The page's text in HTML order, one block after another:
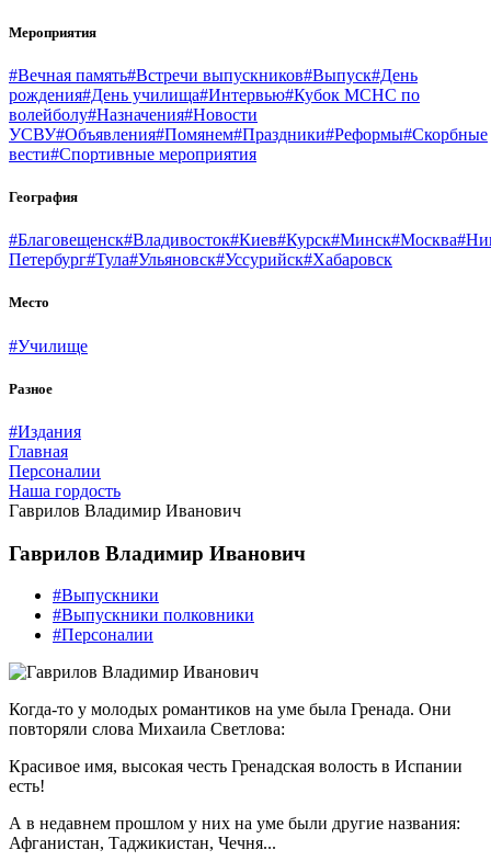
Мероприятия
#Вечная память#Встречи выпускников#Выпуск#День
рождения#День училища#Интервью#Кубок МСНС по
волейболу#Назначения#Новости
УСВУ#Объявления#Помянем#Праздники#Реформы#Скорбные
вести#Спортивные мероприятия
География
#Благовещенск#Владивосток#Киев#Курск#Минск#Москва
Петербург#Тула#Ульяновск#Уссурийск#Хабаровск
Место
#Училище
Разное
#Издания
Главная
Персоналии
Наша гордость
Гаврилов Владимир Иванович
Гаврилов Владимир Иванович
#Выпускники
#Выпускники полковники
#Персоналии
Когда-то у молодых романтиков на уме была Гренада. Они
повторяли слова Михаила Светлова:
Красивое имя, высокая честь Гренадская волость в Испании
есть!
А в недавнем прошлом у них на уме были другие названия:
Афганистан, Таджикистан, Чечня...